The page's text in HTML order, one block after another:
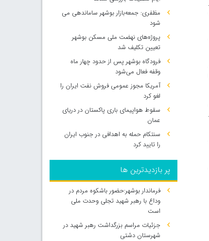
مظفری: جمعه‌بازار بوشهر ساماندهی می‌
شود
پروژه‌های نهضت ملی مسکن بوشهر
تعیین تکلیف شد
فرودگاه بوشهر پس از حدود چهار ماه
وقفه فعال می‌شود
آمریکا مجوز عمومی فروش نفت ایران را
لغو کرد
سقوط هواپیمای باری پاکستان در دریای
عمان
سنتکام حمله به اهدافی در جنوب ایران
را تایید کرد
پر بازدیدترین ها
فرماندار بوشهر:حضور باشکوه مردم در
وداع با رهبر شهید تجلی وحدت ملی
است
جزئیات مراسم بزرگداشت رهبر شهید در
شهرستان دشتی